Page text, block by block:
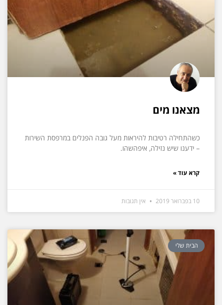
מצאנו מים
כשהתחילה רטיבות להיראות מעל גובה הפנלים במרפסת השירות
– ידענו שיש נזילה, איפהשהו.
קרא עוד »
10 בפברואר 2019 אין תגובות
הבית שלי